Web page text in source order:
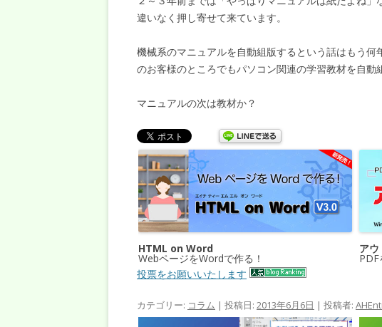
違いなく押し寄せて来ています。
機械系のマニュアルを自動組版するという話はもう
のお客様のところでもパソコン関連の学習教材を自動
マニュアルの次は教材か？
HTML on Word
WebページをWordで作る！
ア
投票をお願いいたします
カテゴリー: コラム | 投稿日: 2013年6月6日 | 投稿者: